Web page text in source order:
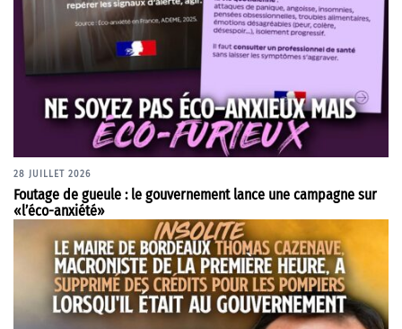
28 JUILLET 2026
Foutage de gueule : le gouvernement lance une campagne sur
«l’éco-anxiété»